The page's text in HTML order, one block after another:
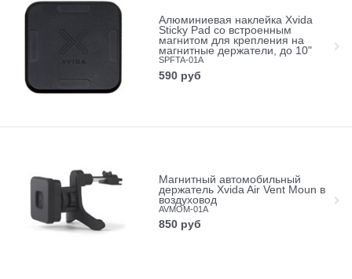
Алюминиевая наклейка Xvida
Sticky Pad со встроенным
магнитом для крепления на
магнитные держатели, до 10"
SPFTA-01A
590 руб
Магнитный автомобильный
держатель Xvida Air Vent Moun в
воздуховод
AVMOM-01A
850 руб